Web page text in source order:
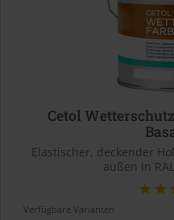
Cetol
Elastischer, deckender
außen in
Verfügbare Varianten